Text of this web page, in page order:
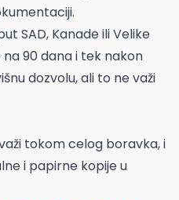
SAD, Kanade ili Velike
90 dana i tek nakon
dozvolu, ali to ne važi
tokom celog boravka, i
i papirne kopije u